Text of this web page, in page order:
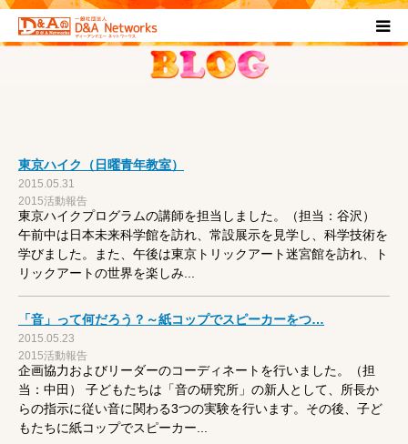
東京ハイク（日曜青年教室）
2015.05.31
2015活動報告
東京ハイクプログラムの講師を担当しました。（担当：谷沢）
午前中は日本未来科学館を訪れ、常設展示を見学し、科学技術を
学びました。また、午後は東京トリックアート迷宮館を訪れ、ト
リックアートの世界を楽しみ...
「音」って何だろう？～紙コップでスピーカーをつ…
2015.05.23
2015活動報告
企画協力およびリーダーのコーディネートを行いました。（担
当：中田） 子どもたちは「音の研究所」の新人として、所長か
らの指示に従い音に関わる3つの実験を行います。その後、子ど
もたちに紙コップでスピーカー...
プロジェクト概要
協力団体
ブログ
プライバシーポリシー